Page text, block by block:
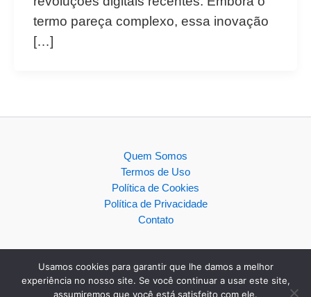
termo pareça complexo, essa inovação
[…]
Quem Somos
Termos de Uso
Política de Cookies
Política de Privacidade
Contato
Usamos cookies para garantir que lhe damos a melhor
experiência no nosso site. Se você continuar a usar este site,
assumiremos que você está satisfeito com ele.